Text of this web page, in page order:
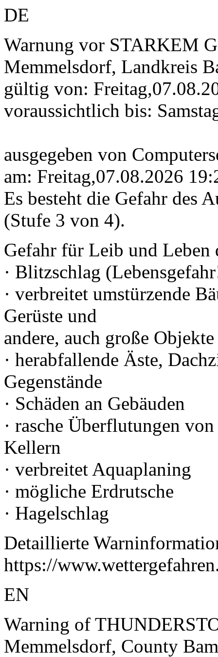
DE
Warnung vor STARKEM
Memmelsdorf, Landkreis
gültig von:
voraussichtlich bis:
ausgegeben von
am: Freitag,07.08.2026
Es besteht die Gefahr des
(Stufe 3 von 4).
Gefahr für Leib und Leben
· Blitzschlag
· verbreitet umstürzende
Gerüste und
andere, auch große Objekte
· herabfallende Äste,
Gegenstände
· Schäden an Gebäuden
· rasche Überflutungen
Kellern
· verbreitet Aquaplaning
· mögliche Erdrutsche
· Hagelschlag
Detaillierte
https://
EN
Warning of
Memmelsdorf, County